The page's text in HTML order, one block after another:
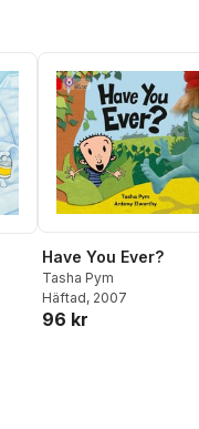
Have You Ever?
Tasha Pym
Häftad, 2007
96 kr